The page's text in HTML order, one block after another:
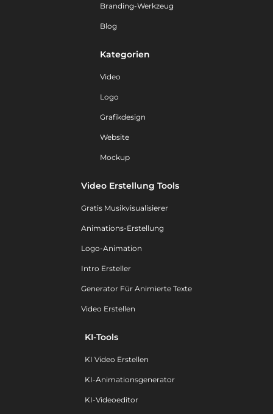
Branding-Werkzeug
Blog
Kategorien
Video
Logo
Grafikdesign
Website
Mockup
Video Erstellung Tools
Gratis Musikvisualisierer
Animations-Erstellung
Logo-Animation
Intro Ersteller
Generator Für Animierte Texte
Video Erstellen
KI-Tools
KI Video Erstellen
KI-Animationsgenerator
KI-Videoeditor